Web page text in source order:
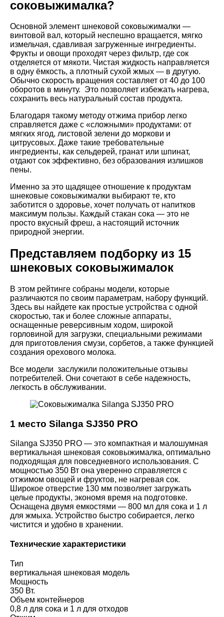
соковыжималка?
Основной элемент шнековой соковыжималки —
винтовой вал, который неспешно вращается, мягко
измельчая, сдавливая загруженные ингредиенты.
Фрукты и овощи проходят через фильтр, где сок
отделяется от мякоти. Чистая жидкость направляется
в одну ёмкость, а плотный сухой жмых — в другую.
Обычно скорость вращения составляет от 40 до 100
оборотов в минуту. Это позволяет избежать нагрева,
сохранить весь натуральный состав продукта.
Благодаря такому методу отжима прибор легко
справляется даже с «сложными» продуктами: от
мягких ягод, листовой зелени до моркови и
цитрусовых. Даже такие требовательные
ингредиенты, как сельдерей, гранат или шпинат,
отдают сок эффективно, без образования излишков
пены.
Именно за это щадящее отношение к продуктам
шнековые соковыжималки выбирают те, кто
заботится о здоровье, хочет получать от напитков
максимум пользы. Каждый стакан сока — это не
просто вкусный фреш, а настоящий источник
природной энергии.
Представляем подборку из 15
шнековых соковыжималок
В этом рейтинге собраны модели, которые
различаются по своим параметрам, набору функций.
Здесь вы найдете как простые устройства с одной
скоростью, так и более сложные аппараты,
оснащенные реверсивным ходом, широкой
горловиной для загрузки, специальными режимами
для приготовления смузи, сорбетов, а также функцией
создания орехового молока.
Все модели заслужили положительные отзывы
потребителей. Они сочетают в себе надежность,
легкость в обслуживании.
1 место Silanga SJ350 PRO
Silanga SJ350 PRO — это компактная и малошумная
вертикальная шнековая соковыжималка, оптимально
подходящая для повседневного использования. С
мощностью 350 Вт она уверенно справляется с
отжимом овощей и фруктов, не нагревая сок.
Широкое отверстие 130 мм позволяет загружать
целые продукты, экономя время на подготовке.
Оснащена двумя емкостями — 800 мл для сока и 1 л
для жмыха. Устройство быстро собирается, легко
чистится и удобно в хранении.
Технические характеристики
Тип
вертикальная шнековая модель
Мощность
350 Вт.
Объем контейнеров
0,8 л для сока и 1 л для отходов